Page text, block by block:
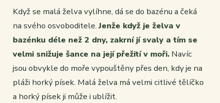
Když se malá želva vylíhne, dá se do bazénu a čeká
na svého osvoboditele.Jenže když je želva v
bazénku déle než 2 dny, zakrní jí svaly a tím se
velmi snižuje šance na její přežití v moři. Navíc
jsou obvykle do moře vypouštěny přes den, kdy je na
pláži horký písek. Malá želva má velmi citlivé tělíčko
a horký písek ji může i ublížit.